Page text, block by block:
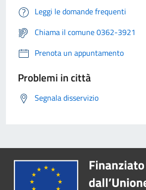
Leggi le domande frequenti
Chiama il comune 0362-3921
Prenota un appuntamento
Problemi in città
Segnala disservizio